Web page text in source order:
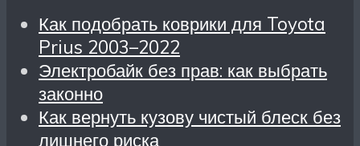
Как подобрать коврики для Toyota
Prius 2003–2022
Электробайк без прав: как выбрать
законно
Как вернуть кузову чистый блеск без
лишнего риска